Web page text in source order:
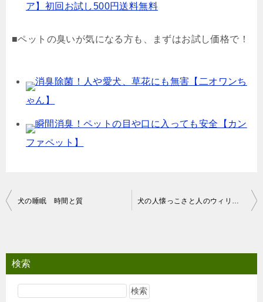
ア】初回お試し500円送料無料
■ペットの臭いが気になる方も、まずはお試し価格で！
消臭除菌！人や愛犬、草花にも無害【二オワンち
ゃん】
瞬間消臭！ペットの目や口に入っても安全【カン
ファペット】
投
ビ
ゲ
犬の睡眠 時間と質 犬の人懐っこさと人のウィリアム症候群との関係
検索